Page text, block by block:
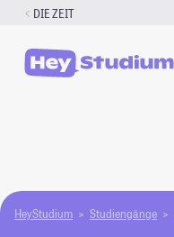
Zum
springen
DIE ZEIT
HeyStudium Studiengänge